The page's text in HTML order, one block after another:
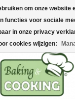
om onze website
functies voor sociale
in onze privacy
cookies wijzigen: